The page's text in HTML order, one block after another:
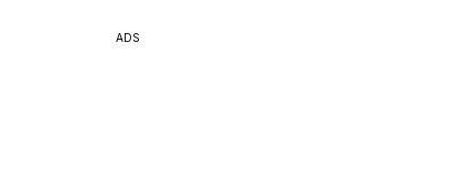
ADS